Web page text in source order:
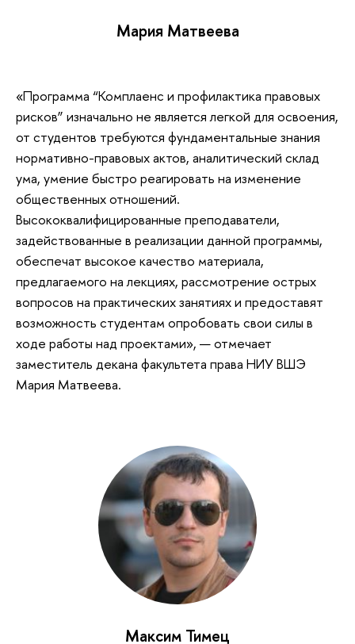
Мария Матвеева
«Программа “Комплаенс и профилактика правовых
рисков” изначально не является легкой для освоения,
от студентов требуются фундаментальные знания
нормативно-правовых актов, аналитический склад
ума, умение быстро реагировать на изменение
общественных отношений.
Высококвалифицированные преподаватели,
задействованные в реализации данной программы,
обеспечат высокое качество материала,
предлагаемого на лекциях, рассмотрение острых
вопросов на практических занятиях и предоставят
возможность студентам опробовать свои силы в
ходе работы над проектами», — отмечает
заместитель декана факультета права НИУ ВШЭ
Мария Матвеева.
Максим Тимец